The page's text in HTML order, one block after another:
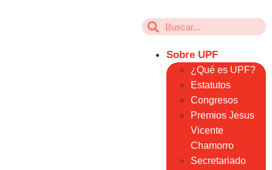
Sobre UPF
¿Qué es UPF?
Estatutos
Congresos
Premios Jesus
Vicente
Chamorro
Secretariado